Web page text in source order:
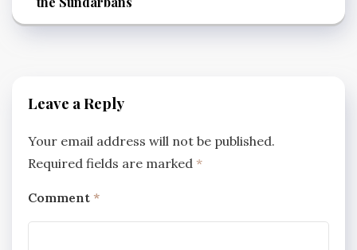
Leave a Reply
Your email address will not be published.
Required fields are marked *
Comment *